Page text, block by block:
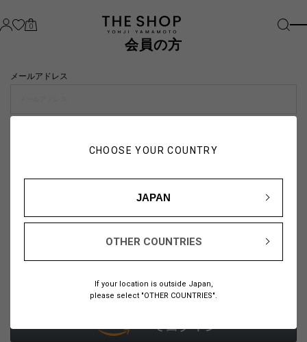
CHOOSE YOUR COUNTRY
JAPAN
OTHER COUNTRIES
If your location is outside Japan,
please select "OTHER COUNTRIES".
0
会員の方
メールアドレス
こちら
または